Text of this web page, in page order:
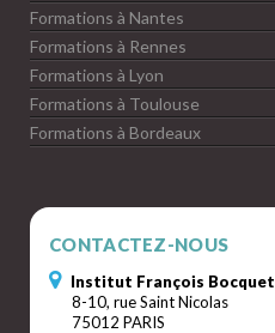
Formations à Nantes
Formations à Rennes
Formations à Lyon
Formations à Toulouse
Formations à Bordeaux
CONTACTEZ-NOUS
Institut François Bocquet
8-10, rue Saint Nicolas
75012 PARIS